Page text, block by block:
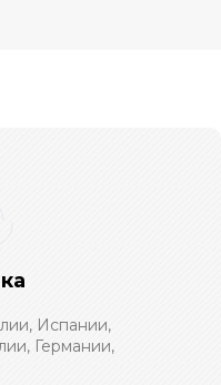
Испании,
Германии,